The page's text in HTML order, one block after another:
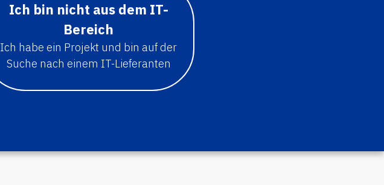
Ich bin nicht aus dem IT-
Bereich
Ich habe ein Projekt und bin auf der
Suche nach einem IT-Lieferanten